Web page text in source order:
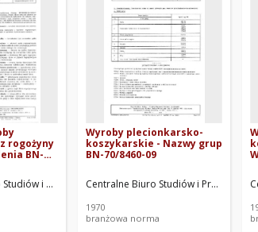
DROBPROJEKT, Warszawa. Oprac.
rogożyny
BN-
i Projektów Drobnej Wytwórczości
Wyroby plecionkarsko-
koszykarskie - Nazwy grup
BN-70/8460-09
Centralne Biuro Studiów i Projektów
1970
branżowa norma